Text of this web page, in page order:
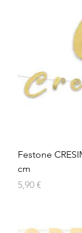
Festone
cm
Prezzo
5,90 €